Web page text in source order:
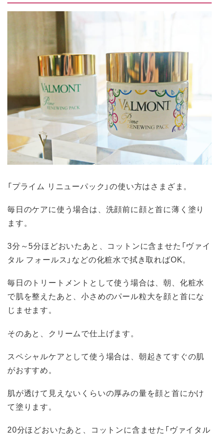
「プライム リニューパック」の使い方はさまざま。
毎日のケアに使う場合は、洗顔前に顔と首に薄く塗り
ます。
3分～5分ほどおいたあと、コットンに含ませた「ヴァイ
タル フォールス」などの化粧水で拭き取ればOK。
毎日のトリートメントとして使う場合は、朝、化粧水
で肌を整えたあと、小さめのパール粒大を顔と首にな
じませます。
そのあと、クリームで仕上げます。
スペシャルケアとして使う場合は、朝起きてすぐの肌
がおすすめ。
肌が透けて見えないくらいの厚みの量を顔と首にかけ
て塗ります。
20分ほどおいたあと、コットンに含ませた「ヴァイタル